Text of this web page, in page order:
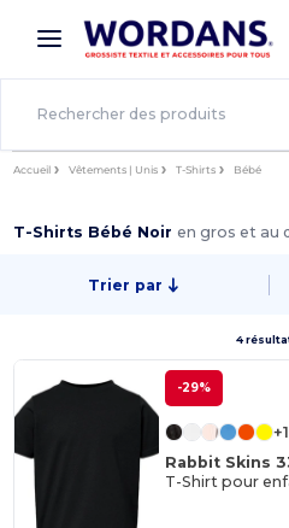
× Appli Wordans
Meilleurs prix sur l’app !
Accueil Vêtements | Unis T-Shirts Bébé
T-Shirts Bébé Noiren gros et au
Trier par
4
-29%
Rabbit Skins
T-Shirt pour